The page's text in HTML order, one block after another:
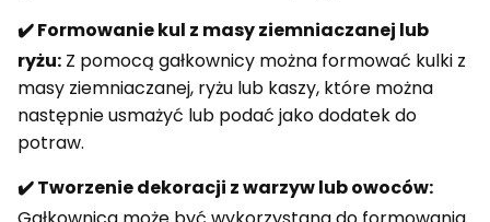
✔️ Formowanie kul z masy ziemniaczanej lub
ryżu: Z pomocą gałkownicy można formować kulki z
masy ziemniaczanej, ryżu lub kaszy, które można
następnie usmażyć lub podać jako dodatek do
potraw.
✔️ Tworzenie dekoracji z warzyw lub owoców: